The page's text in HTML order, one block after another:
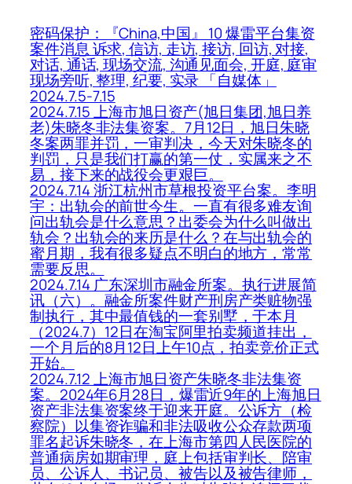
密码保护：『China,中国』 10 爆雷平台集资
案件消息 诉求, 信访, 走访, 接访, 回访, 对接,
对话, 通话, 现场交流, 沟通见面会, 开庭, 庭审
现场旁听, 整理, 纪要, 实录 「自媒体」
2024.7.5-7.15
2024.7.15 上海市旭日资产(旭日集团,旭日养
老)朱晓冬非法集资案。7月12日，旭日朱晓
冬案两罪并罚，一审判决，今天对朱晓冬的
判罚，只是我们打赢的第一仗，实属来之不
易，接下来的战役会更艰巨。
2024.7.14 浙江杭州市草根投资平台案。李明
宇：出轨会的前世今生。一直有很多难友询
问出轨会是什么意思？出委会为什么叫做出
轨会？出轨会的来历是什么？在与出轨会的
蜜月期，我有很多疑点不明白的地方，常常
需要反思。
2024.7.14 广东深圳市融金所案。执行进展简
讯（六）。融金所案件财产刑房产类赃物强
制执行，其中最值钱的一套别墅，于本月
（2024.7）12日在淘宝阿里拍卖频道挂出，
一个月后的8月12日上午10点，拍卖竞价正式
开始。
2024.7.12 上海市旭日资产朱晓冬非法集资
案。2024年6月28日，爆雷近9年的上海旭日
资产非法集资案终于迎来开庭。公诉方（检
察院）以集资诈骗和非法吸收公众存款两项
罪名起诉朱晓冬，在上海市第四人民医院的
普通病房如期审理，庭上包括审判长、陪审
员、公诉人、书记员、被告以及被告律师，